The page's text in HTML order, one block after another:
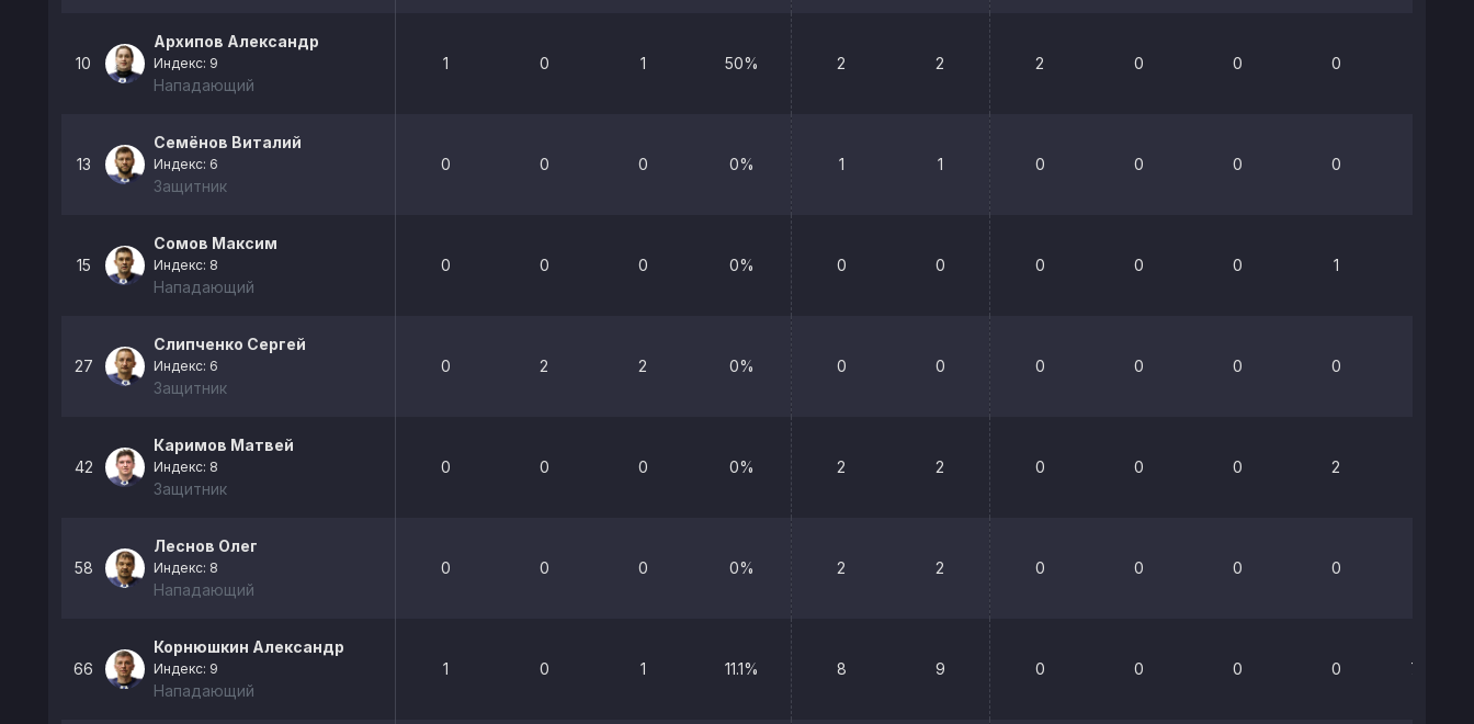
10
Архипов Александр
Индекс: 9
Нападающий
1 0 1 50% 2 2 2 0 0 0
13
Семёнов Виталий
Индекс: 6
Защитник
0 0 0 0% 1 1 0 0 0 0
15
Сомов Максим
Индекс: 8
Нападающий
0 0 0 0% 0 0 0 0 0 1
27
Слипченко Сергей
Индекс: 6
Защитник
0 2 2 0% 0 0 0 0 0 0
42
Каримов Матвей
Индекс: 8
Защитник
0 0 0 0% 2 2 0 0 0 2
58
Леснов Олег
Индекс: 8
Нападающий
0 0 0 0% 2 2 0 0 0 0
66
Корнюшкин Александр
Индекс: 9
Нападающий
1 0 1 11.1% 8 9 0 0 0 0 76.9%